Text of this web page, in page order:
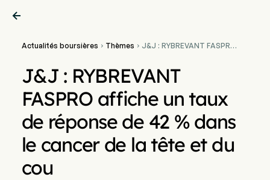

Actualités boursières  Thèmes  J&J : RYBREVANT FASPRO
la tête et du cou
J&J : RYBREVANT
FASPRO affiche un taux
de réponse de 42 % dans
le cancer de la tête et du
cou